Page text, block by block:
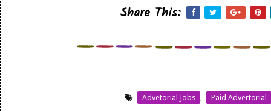
Share This:
Advetorial Jobs Paid Advertorial